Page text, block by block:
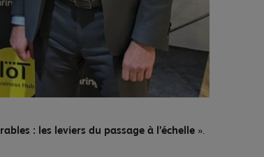
: les leviers du passage à l’échelle ».